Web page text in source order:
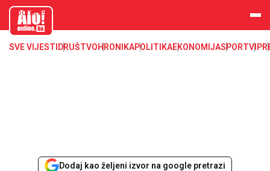
aloonline.b
SVE VIJESTI DRUŠTVOHRONIKAPOLITIKAEKONOMIJASPORTVIP
Dodaj kao željeni izvor na google pretrazi